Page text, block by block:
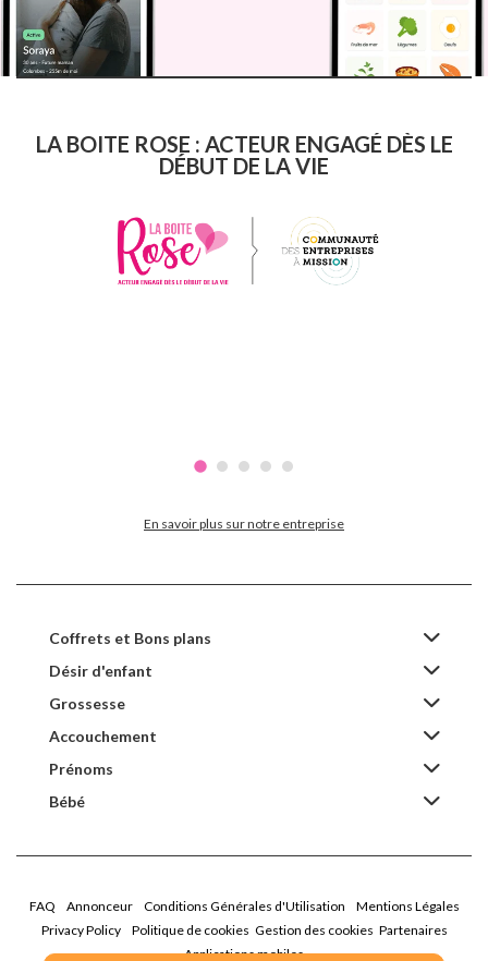
LA BOITE ROSE : ACTEUR ENGAGÉ DÈS LE
DÉBUT DE LA VIE
En savoir plus sur notre entreprise
Coffrets et Bons plans
Désir d'enfant
Grossesse
Accouchement
Prénoms
Bébé
FAQ Annonceur Conditions Générales d'Utilisation
Mentions Légales
Privacy Policy
Politique de cookies Gestion des cookies Partenaires
Applications mobiles